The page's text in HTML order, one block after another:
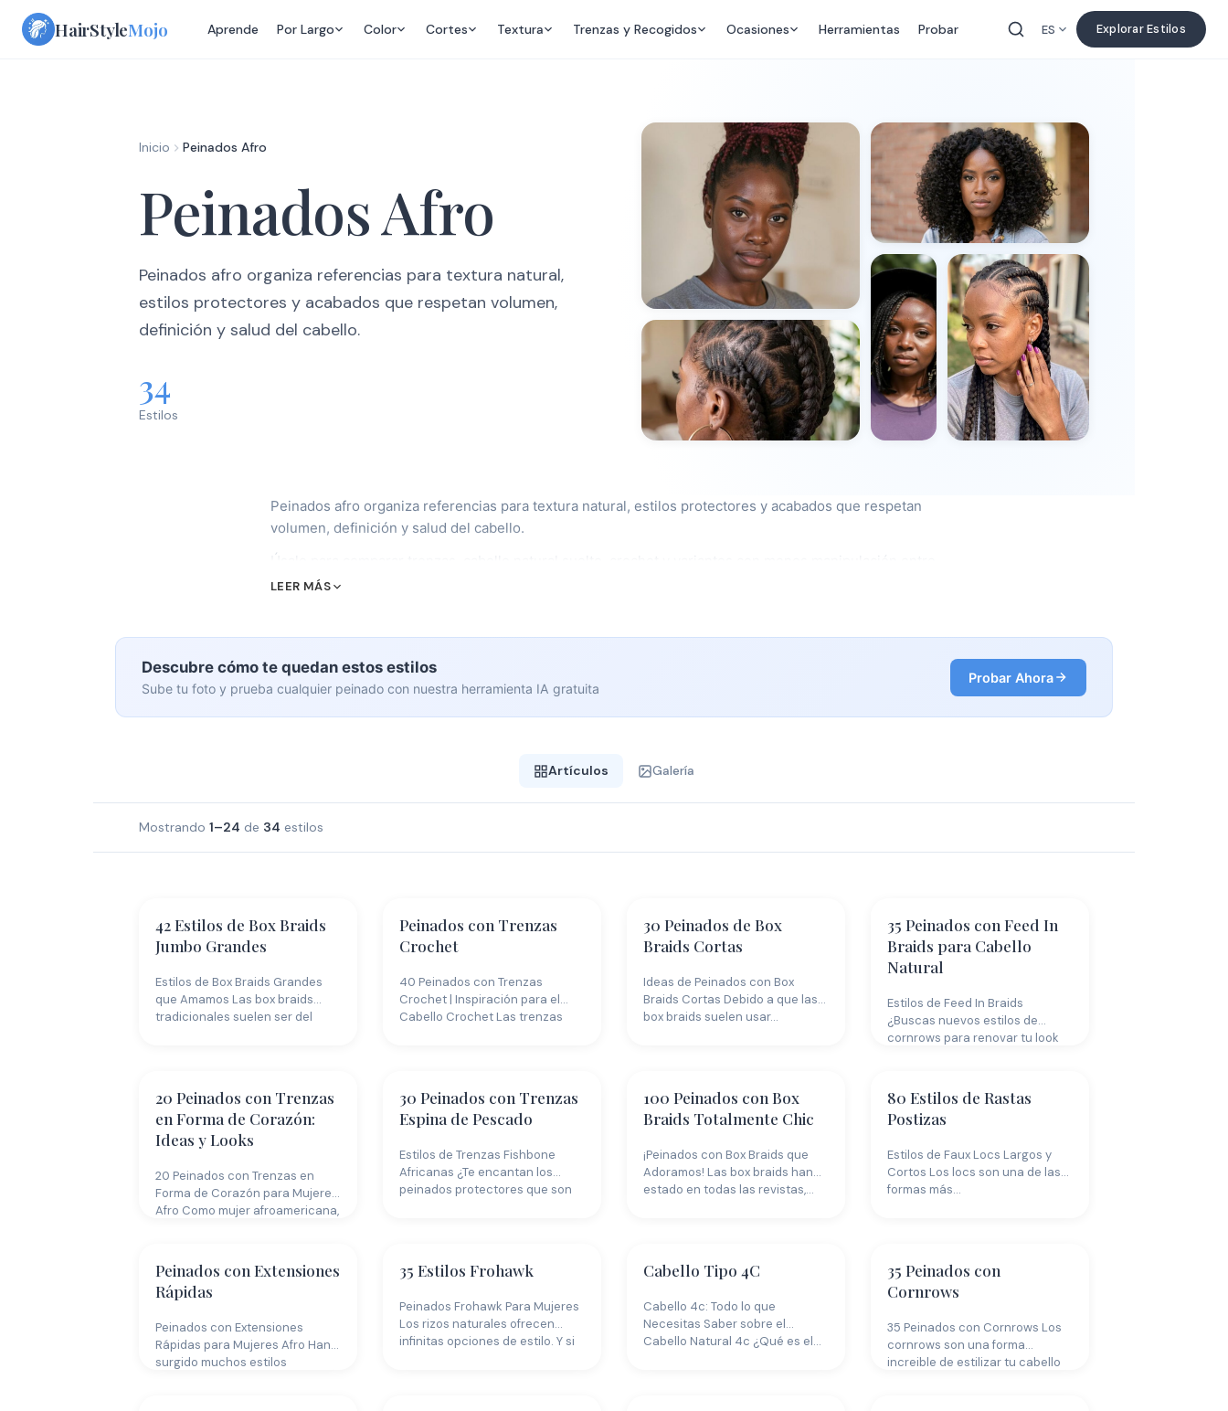
Skip
HairStyleMojo Aprende Por Largo Color Cortes Textura Trenzas y Recogidos Ocasiones Herramientas Probar ES Explorar Estilos
Inicio Peinados Afro
Peinados Afro
Peinados afro organiza referencias para textura natural,
estilos protectores y acabados que respetan volumen,
definición y salud del cabello.
34
Estilos
Peinados afro organiza referencias para textura natural, estilos protectores y acabados que respetan
volumen, definición y salud del cabello.
lavados o citas de salón.
LEER MÁS
Descubre cómo te quedan estos estilos
Sube tu foto y prueba cualquier peinado con nuestra herramienta IA gratuita
Probar Ahora
Artículos Galería
Mostrando 1–24 de 34 estilos
42 Estilos de Box Braids
Jumbo Grandes
Estilos de Box Braids Grandes
que Amamos Las box braids
tradicionales suelen ser del
Peinados con Trenzas
Crochet
40 Peinados con Trenzas
Crochet | Inspiración para el
Cabello Crochet Las trenzas
30 Peinados de Box
Braids Cortas
Ideas de Peinados con Box
Braids Cortas Debido a que las
box braids suelen usar…
35 Peinados con Feed In
Braids para Cabello
Natural
Estilos de Feed In Braids
¿Buscas nuevos estilos de
cornrows para renovar tu look
20 Peinados con Trenzas
en Forma de Corazón:
Ideas y Looks
20 Peinados con Trenzas en
Forma de Corazón para Mujeres
Afro Como mujer afroamericana,
30 Peinados con Trenzas
Espina de Pescado
Estilos de Trenzas Fishbone
Africanas ¿Te encantan los
peinados protectores que son
100 Peinados con Box
Braids Totalmente Chic
¡Peinados con Box Braids que
Adoramos! Las box braids han
estado en todas las revistas,…
80 Estilos de Rastas
Postizas
Estilos de Faux Locs Largos y
Cortos Los locs son una de las
formas más…
Peinados con Extensiones
Rápidas
Peinados con Extensiones
Rápidas para Mujeres Afro Han
surgido muchos estilos
35 Estilos Frohawk
Peinados Frohawk Para Mujeres
Los rizos naturales ofrecen
infinitas opciones de estilo. Y si
Cabello Tipo 4C
Cabello 4c: Todo lo que
Necesitas Saber sobre el
Cabello Natural 4c ¿Qué es el…
35 Peinados con
Cornrows
35 Peinados con Cornrows Los
cornrows son una forma
increible de estilizar tu cabello